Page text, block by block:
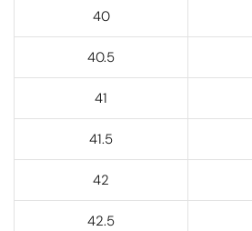
40
40.5
41
41.5
42
42.5